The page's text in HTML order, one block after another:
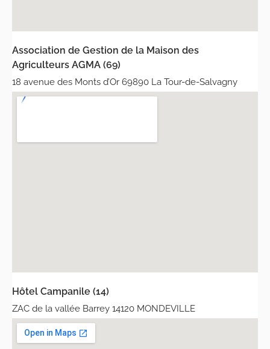
Association de Gestion de la Maison des
Agriculteurs AGMA (69)
18 avenue des Monts d’Or 69890 La Tour-de-Salvagny
Hôtel Campanile (14)
ZAC de la vallée Barrey 14120 MONDEVILLE